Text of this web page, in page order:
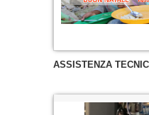
ASSISTENZA